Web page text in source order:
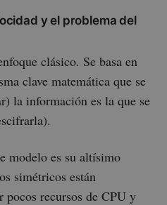
y el problema del
clásico. Se basa en
clave matemática que se
la información es la que se
modelo es su altísimo
simétricos están
recursos de CPU y